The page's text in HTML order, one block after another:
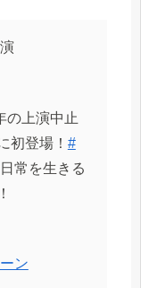
の上演中止
初登場！ #
常を生きる
ン